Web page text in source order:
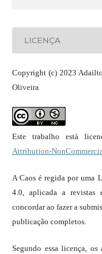
LICENÇA
Copyright (c) 2023
Oliveira
Este trabalho está
Attribution-
A Caos é regida por uma
4.0, aplicada a revistas
concordar ao fazer a
publicação completos.
Segundo essa licença,